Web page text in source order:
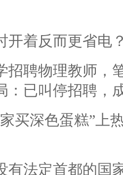
开着反而更省电
招聘物理教师，
：已叫停招聘，
买深色蛋糕”上
有法定首都的国